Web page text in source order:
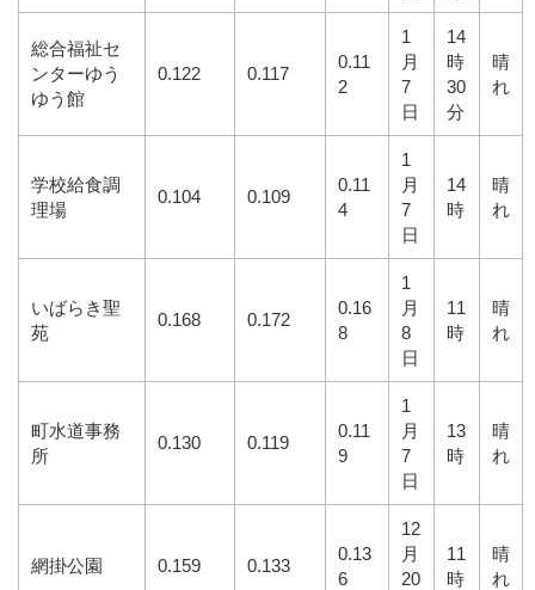
総合福祉セ
ンターゆう
ゆう館
0.122 0.117
0.11
2
1
月
7
日
14
時
30
分
晴
れ
学校給食調
理場
0.104 0.109
0.11
4
1
月
7
日
14
時
晴
れ
いばらき聖
苑
0.168 0.172
0.16
8
1
月
8
日
11
時
晴
れ
町水道事務
所
0.130 0.119
0.11
9
1
月
7
日
13
時
晴
れ
網掛公園 0.159 0.133
0.13
6
12
月
20
11
時
晴
れ